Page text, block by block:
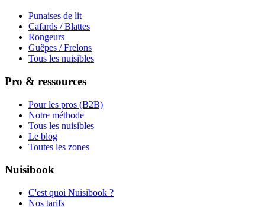
Punaises de lit
Cafards / Blattes
Rongeurs
Guêpes / Frelons
Tous les nuisibles
Pro & ressources
Pour les pros (B2B)
Notre méthode
Tous les nuisibles
Le blog
Toutes les zones
Nuisibook
C'est quoi Nuisibook ?
Nos tarifs